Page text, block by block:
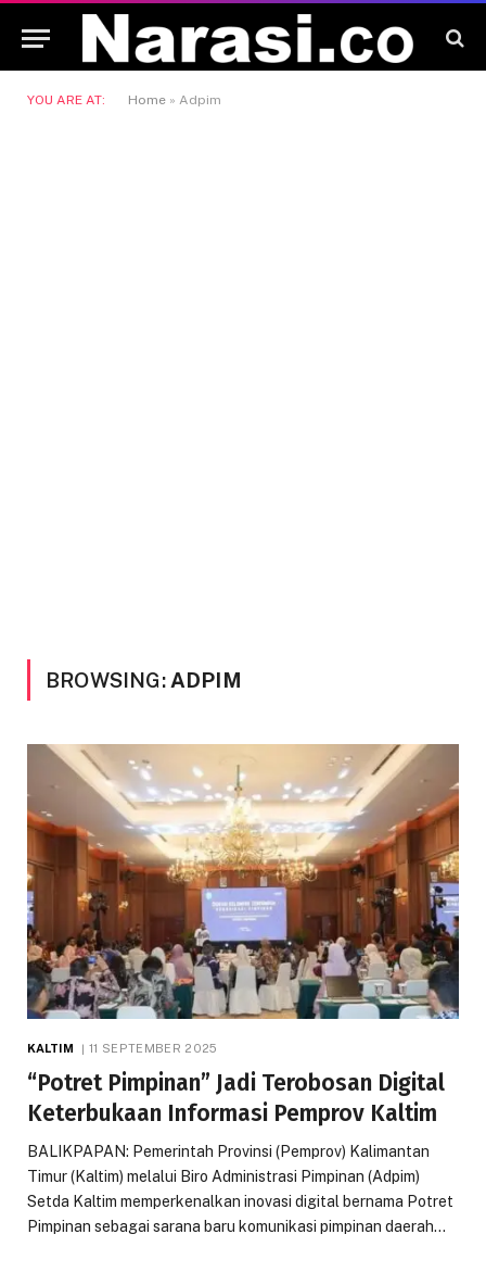
YOU ARE AT: Home » Adpim
BROWSING: ADPIM
KALTIM 11 SEPTEMBER 2025
“Potret Pimpinan” Jadi Terobosan Digital
Keterbukaan Informasi Pemprov Kaltim
BALIKPAPAN: Pemerintah Provinsi (Pemprov) Kalimantan
Timur (Kaltim) melalui Biro Administrasi Pimpinan (Adpim)
Setda Kaltim memperkenalkan inovasi digital bernama Potret
Pimpinan sebagai sarana baru komunikasi pimpinan daerah…